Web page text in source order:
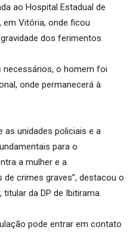
ao Hospital Estadual de
em Vitória, onde ficou
dos ferimentos.
o homem foi
onde permanecerá à
as unidades policiais e a
para o
a mulher e a
crimes graves”, destacou o
da DP de Ibitirama.
pode entrar em contato